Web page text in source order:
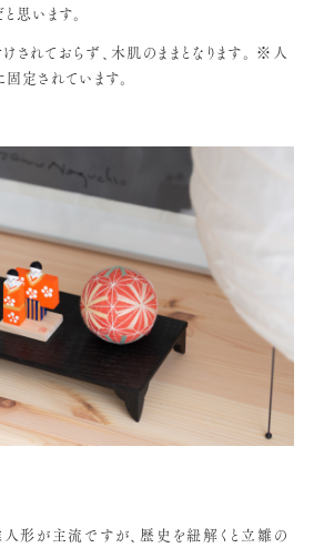
思います。
れておらず、木肌のままとなります。 ※人
定されています。
形が主流ですが、歴史を紐解くと立雛の